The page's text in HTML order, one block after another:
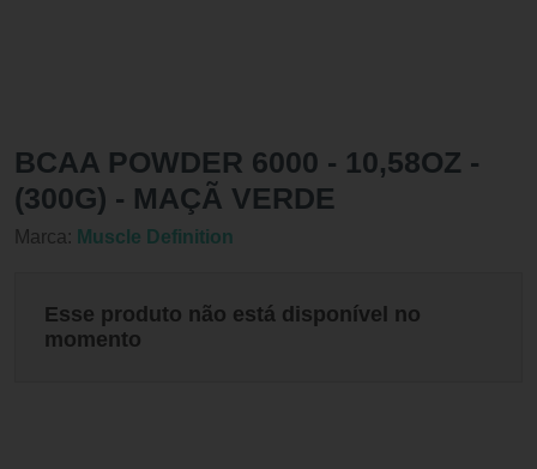
BCAA POWDER 6000 - 10,58OZ -
(300G) - MAÇÃ VERDE
Marca: Muscle Definition
Esse produto não está disponível no
momento